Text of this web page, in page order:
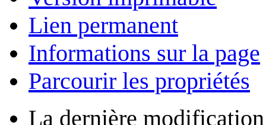
Lien permanent
Informations sur la page
Parcourir les propriétés
La dernière